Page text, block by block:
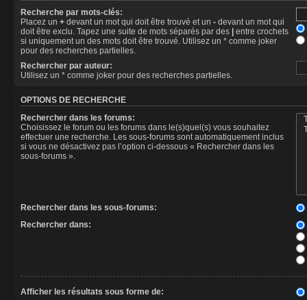
Recherche par mots-clés:
Placez un + devant un mot qui doit être trouvé et un - devant un mot qui
doit être exclu. Tapez une suite de mots séparés par des | entre crochets
si uniquement un des mots doit être trouvé. Utilisez un * comme joker
pour des recherches partielles.
Rechercher par auteur:
Utilisez un * comme joker pour des recherches partielles.
OPTIONS DE RECHERCHE
Rechercher dans les forums:
Choisissez le forum ou les forums dans le(s)quel(s) vous souhaitez
effectuer une recherche. Les sous-forums sont automatiquement inclus
si vous ne désactivez pas l’option ci-dessous « Rechercher dans les
sous-forums ».
Rechercher dans les sous-forums:
Rechercher dans:
Afficher les résultats sous forme de: